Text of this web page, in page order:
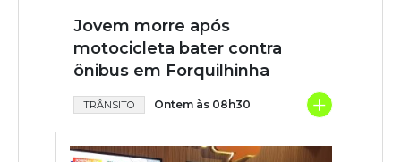
Jovem morre após
motocicleta bater contra
ônibus em Forquilhinha
TRÂNSITO Ontem às 08h30 +